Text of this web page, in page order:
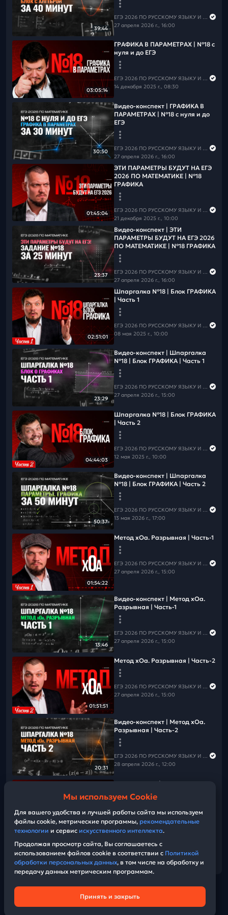
Канал в MAX
⚠️Чтобы не пропустить вебинары и полезную информацию
по русскому языку,
подпишись на рассылку
39:44
27 апреля 2026 г., 16:00
03:05:14
ГРАФИКА В ПАРАМЕТРАХ | №18 с
нуля и до ЕГЭ
ЕГЭ 2026 ПО РУССКОМУ ЯЗЫКУ И МАТЕМАТИКЕ
14 декабря 2025 г., 08:30
30:50
Видео-конспект | ГРАФИКА В
ПАРАМЕТРАХ | №18 с нуля и до
ЕГЭ
27 апреля 2026 г., 16:00
01:45:04
ЭТИ ПАРАМЕТРЫ БУДУТ НА ЕГЭ
2026 ПО МАТЕМАТИКЕ | №18
ГРАФИКА
21 декабря 2025 г., 10:00
23:37
Видео-конспект | ЭТИ
ПАРАМЕТРЫ БУДУТ НА ЕГЭ 2026
ПО МАТЕМАТИКЕ | №18 ГРАФИКА
27 апреля 2026 г., 16:00
02:51:01
Шпаргалка №18 | Блок ГРАФИКА
| Часть 1
08 мая 2025 г., 10:00
23:29
Видео-конспект | Шпаргалка
№18 | Блок ГРАФИКА | Часть 1
ЕГЭ 2026 ПО РУССКОМУ ЯЗЫКУ И МАТЕМАТИКЕ
27 апреля 2026 г., 15:00
04:44:03
Шпаргалка №18 | Блок ГРАФИКА
| Часть 2
12 мая 2025 г., 10:00
50:37
Видео-конспект | Шпаргалка
№18 | Блок ГРАФИКА | Часть 2
ЕГЭ 2026 ПО РУССКОМУ ЯЗЫКУ И МАТЕМАТИКЕ
13 мая 2026 г., 17:00
01:54:22
Метод xOa. Разрывная | Часть-1
27 апреля 2026 г., 15:00
13:46
Видео-конспект | Метод xOa.
Разрывная | Часть-1
ЕГЭ 2026 ПО РУССКОМУ ЯЗЫКУ И МАТЕМАТИКЕ
27 апреля 2026 г., 15:00
01:51:51
Метод xOa. Разрывная | Часть-2
27 апреля 2026 г., 15:00
20:31
Видео-конспект | Метод xOa.
Разрывная | Часть-2
ЕГЭ 2026 ПО РУССКОМУ ЯЗЫКУ И МАТЕМАТИКЕ
28 апреля 2026 г., 12:00
03:51:33
№18 Функции | Монотонность,
модуль
29 марта 2025 г., 11:20
Показать еще
© Bobr.video
2026| Build:
Техническая поддержка
Политика конфиденциальности
Мы используем Cookie
Для вашего удобства и лучшей работы сайта мы используем
файлы cookie, метрические программы, рекомендательные
технологии и сервис искусственного интеллекта.
Продолжая просмотр сайта, Вы соглашаетесь с
использованием файлов cookie в соответствии с Политикой
обработки персональных данных, в том числе на обработку и
передачу данных метрическим программам.
Принять и закрыть